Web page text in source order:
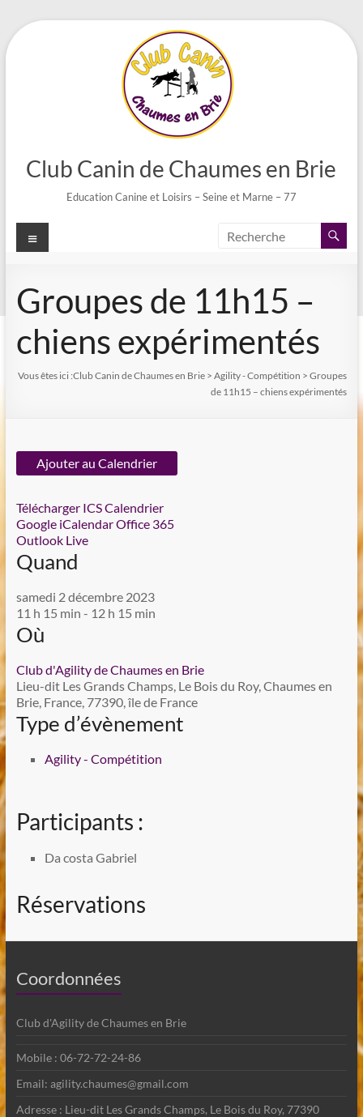
Aller
au
Club Canin de Chaumes en Brie
Education Canine et Loisirs – Seine et Marne – 77
Menu
Groupes de 11h15 –
chiens expérimentés
Vous êtes ici :Club Canin de Chaumes en Brie >Agility - Compétition >Groupes
de 11h15 – chiens expérimentés
Ajouter au Calendrier
Télécharger ICSCalendrier
Google iCalendarOffice 365
Outlook Live
Quand
samedi 2 décembre 2023
11 h 15 min - 12 h 15 min
Où
Club d'Agility de Chaumes en Brie
Lieu-dit Les Grands Champs, Le Bois du Roy, Chaumes en
Brie, France, 77390, île de France
Type d’évènement
Agility - Compétition
Participants :
Da costa Gabriel
Réservations
Coordonnées
Club d'Agility de Chaumes en Brie
Mobile : 06-72-72-24-86
Email: agility.chaumes@gmail.com
Adresse : Lieu-dit Les Grands Champs, Le Bois du Roy, 77390